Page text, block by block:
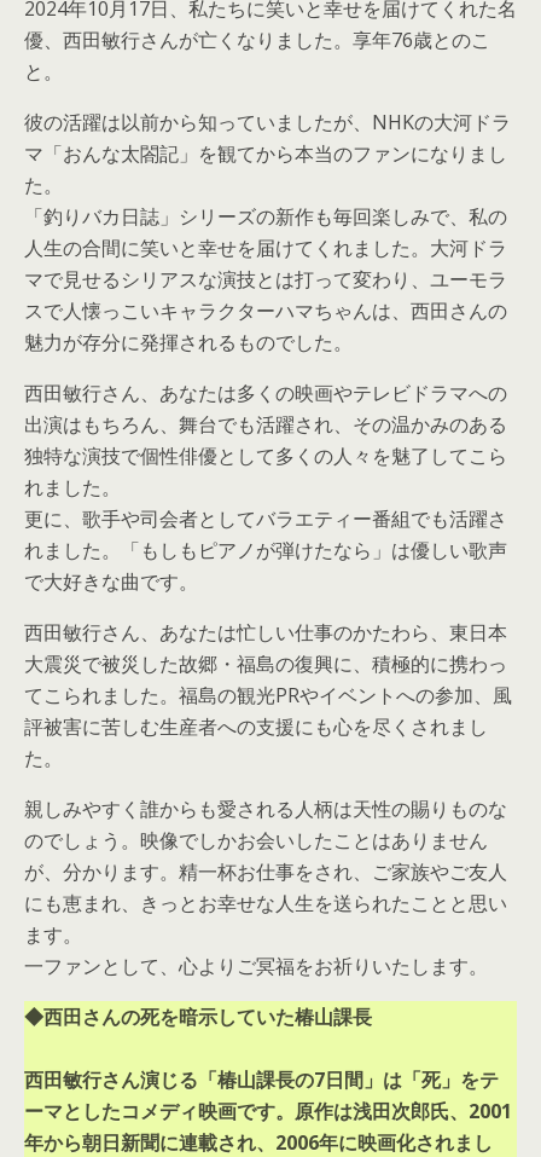
2024年10月17日、私たちに笑いと幸せを届けてくれた名
優、西田敏行さんが亡くなりました。享年76歳とのこ
と。
彼の活躍は以前から知っていましたが、NHKの大河ドラ
マ「おんな太閤記」を観てから本当のファンになりまし
た。
「釣りバカ日誌」シリーズの新作も毎回楽しみで、私の
人生の合間に笑いと幸せを届けてくれました。大河ドラ
マで見せるシリアスな演技とは打って変わり、ユーモラ
スで人懐っこいキャラクターハマちゃんは、西田さんの
魅力が存分に発揮されるものでした。
西田敏行さん、あなたは多くの映画やテレビドラマへの
出演はもちろん、舞台でも活躍され、その温かみのある
独特な演技で個性俳優として多くの人々を魅了してこら
れました。
更に、歌手や司会者としてバラエティー番組でも活躍さ
れました。「もしもピアノが弾けたなら」は優しい歌声
で大好きな曲です。
西田敏行さん、あなたは忙しい仕事のかたわら、東日本
大震災で被災した故郷・福島の復興に、積極的に携わっ
てこられました。福島の観光PRやイベントへの参加、風
評被害に苦しむ生産者への支援にも心を尽くされまし
た。
親しみやすく誰からも愛される人柄は天性の賜りものな
のでしょう。映像でしかお会いしたことはありません
が、分かります。精一杯お仕事をされ、ご家族やご友人
にも恵まれ、きっとお幸せな人生を送られたことと思い
ます。
一ファンとして、心よりご冥福をお祈りいたします。
◆西田さんの死を暗示していた椿山課長
西田敏行さん演じる「椿山課長の7日間」は「死」をテ
ーマとしたコメディ映画です。原作は浅田次郎氏、2001
年から朝日新聞に連載され、2006年に映画化されまし